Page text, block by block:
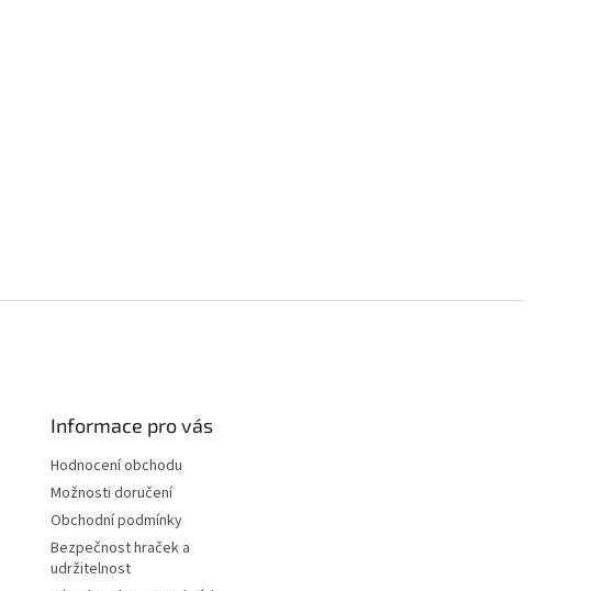
Informace pro vás
Hodnocení obchodu
Možnosti doručení
Obchodní podmínky
Bezpečnost hraček a
udržitelnost